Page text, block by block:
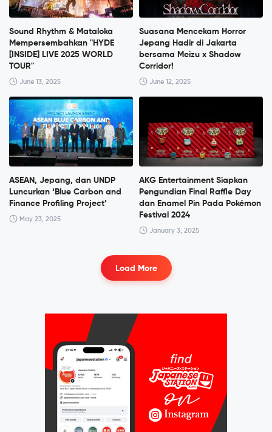
Sound Rhythm & Mataloka
Mempersembahkan "HYDE
[INSIDE] LIVE 2025 WORLD
TOUR"
June 13, 2025
Suasana Mencekam Horror
Jepang Hadir di Jakarta
bersama Meizu x Shadow
Corridor!
June 12, 2025
ASEAN, Jepang, dan UNDP
Luncurkan ‘Blue Carbon and
Finance Profiling Project’
May 23, 2025
AKG Entertainment Siapkan
Pengundian Final Raffle Day
dan Enamel Pin Pada Pokémon
Festival 2024
January 3, 2025
Load More